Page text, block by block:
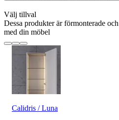
Välj tillval
Dessa produkter är förmonterade
med din möbel
Calidris / Luna